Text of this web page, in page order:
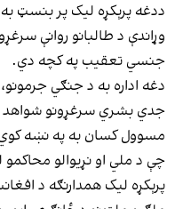
ددغه پرېکړه لیک پر بنسټ
وړاندې د طالبانو روانې
جنسي تعقیب په کچه دي.
دغه اداره به د جنګي
جدي بشري سرغړونو شواهد
مسوول کسان به په نښه
چې د ملي او نړیوالو محاکمو
پرېکړه لیک همدارنګه د